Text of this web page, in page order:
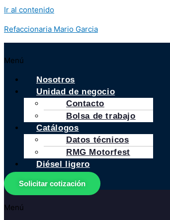
Ir al contenido
Refaccionaria Mario Garcia
Menú
Nosotros
Unidad de negocio
Contacto
Bolsa de trabajo
Catálogos
Datos técnicos
RMG Motorfest
Diésel ligero
Solicitar cotización
Menú